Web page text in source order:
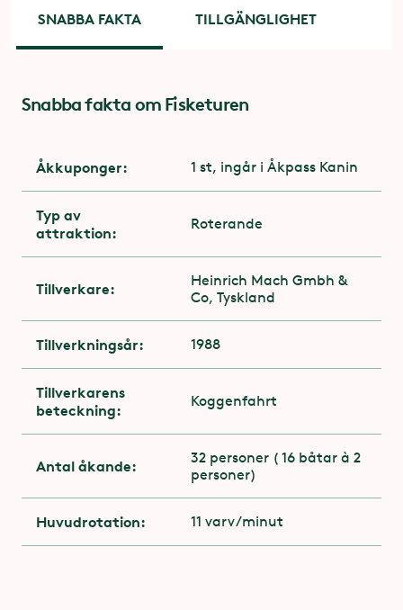
SNABBA FAKTA TILLGÄNGLIGHET
Snabba fakta om Fisketuren
Åkkuponger: 1 st, ingår i Åkpass Kanin
Typ av
attraktion:
Roterande
Tillverkare:
Heinrich Mach Gmbh &
Co, Tyskland
Tillverkningsår: 1988
Tillverkarens
beteckning:
Koggenfahrt
Antal åkande:
32 personer ( 16 båtar à 2
personer)
Huvudrotation: 11 varv/minut
Tillgänglighet
attraktionens utgång. Kontakta
Du får åka med gips